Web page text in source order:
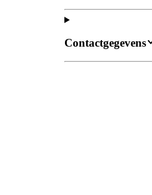
Contactgegevens